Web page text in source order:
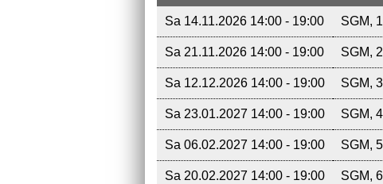
Sa 14.11.2026 14:00 - 19:00 SGM,
Sa 21.11.2026 14:00 - 19:00 SGM,
Sa 12.12.2026 14:00 - 19:00 SGM,
Sa 23.01.2027 14:00 - 19:00 SGM,
Sa 06.02.2027 14:00 - 19:00 SGM,
Sa 20.02.2027 14:00 - 19:00 SGM,